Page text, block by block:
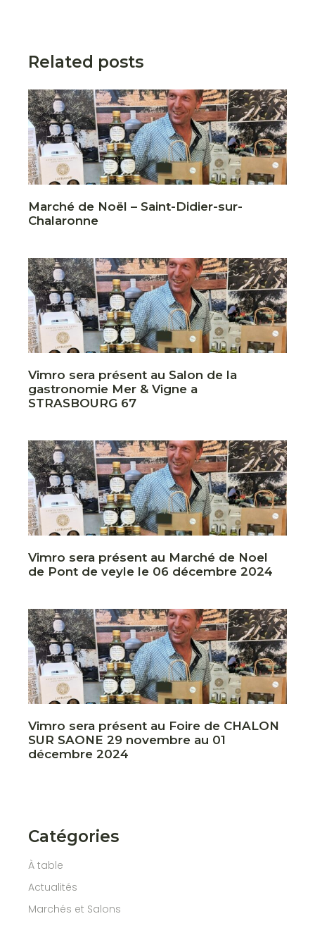
Related posts
Marché de Noël – Saint-Didier-sur-
Chalaronne
Vimro sera présent au Salon de la
gastronomie Mer & Vigne a
STRASBOURG 67
Vimro sera présent au Marché de Noel
de Pont de veyle le 06 décembre 2024
Vimro sera présent au Foire de CHALON
SUR SAONE 29 novembre au 01
décembre 2024
Catégories
À table
Actualités
Marchés et Salons